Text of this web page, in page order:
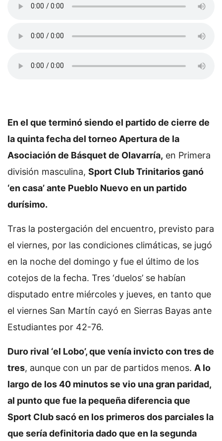
En el que terminó siendo el partido de cierre de
la quinta fecha del torneo Apertura de la
Asociación de Básquet de Olavarría, en Primera
división masculina, Sport Club Trinitarios ganó
‘en casa’ ante Pueblo Nuevo en un partido
durísimo.
Tras la postergación del encuentro, previsto para
el viernes, por las condiciones climáticas, se jugó
en la noche del domingo y fue el último de los
cotejos de la fecha. Tres ‘duelos’ se habían
disputado entre miércoles y jueves, en tanto que
el viernes San Martín cayó en Sierras Bayas ante
Estudiantes por 42-76.
Duro rival ‘el Lobo’, que venía invicto con tres de
tres, aunque con un par de partidos menos. A lo
largo de los 40 minutos se vio una gran paridad,
al punto que fue la pequeña diferencia que
Sport Club sacó en los primeros dos parciales la
que sería definitoria dado que en la segunda